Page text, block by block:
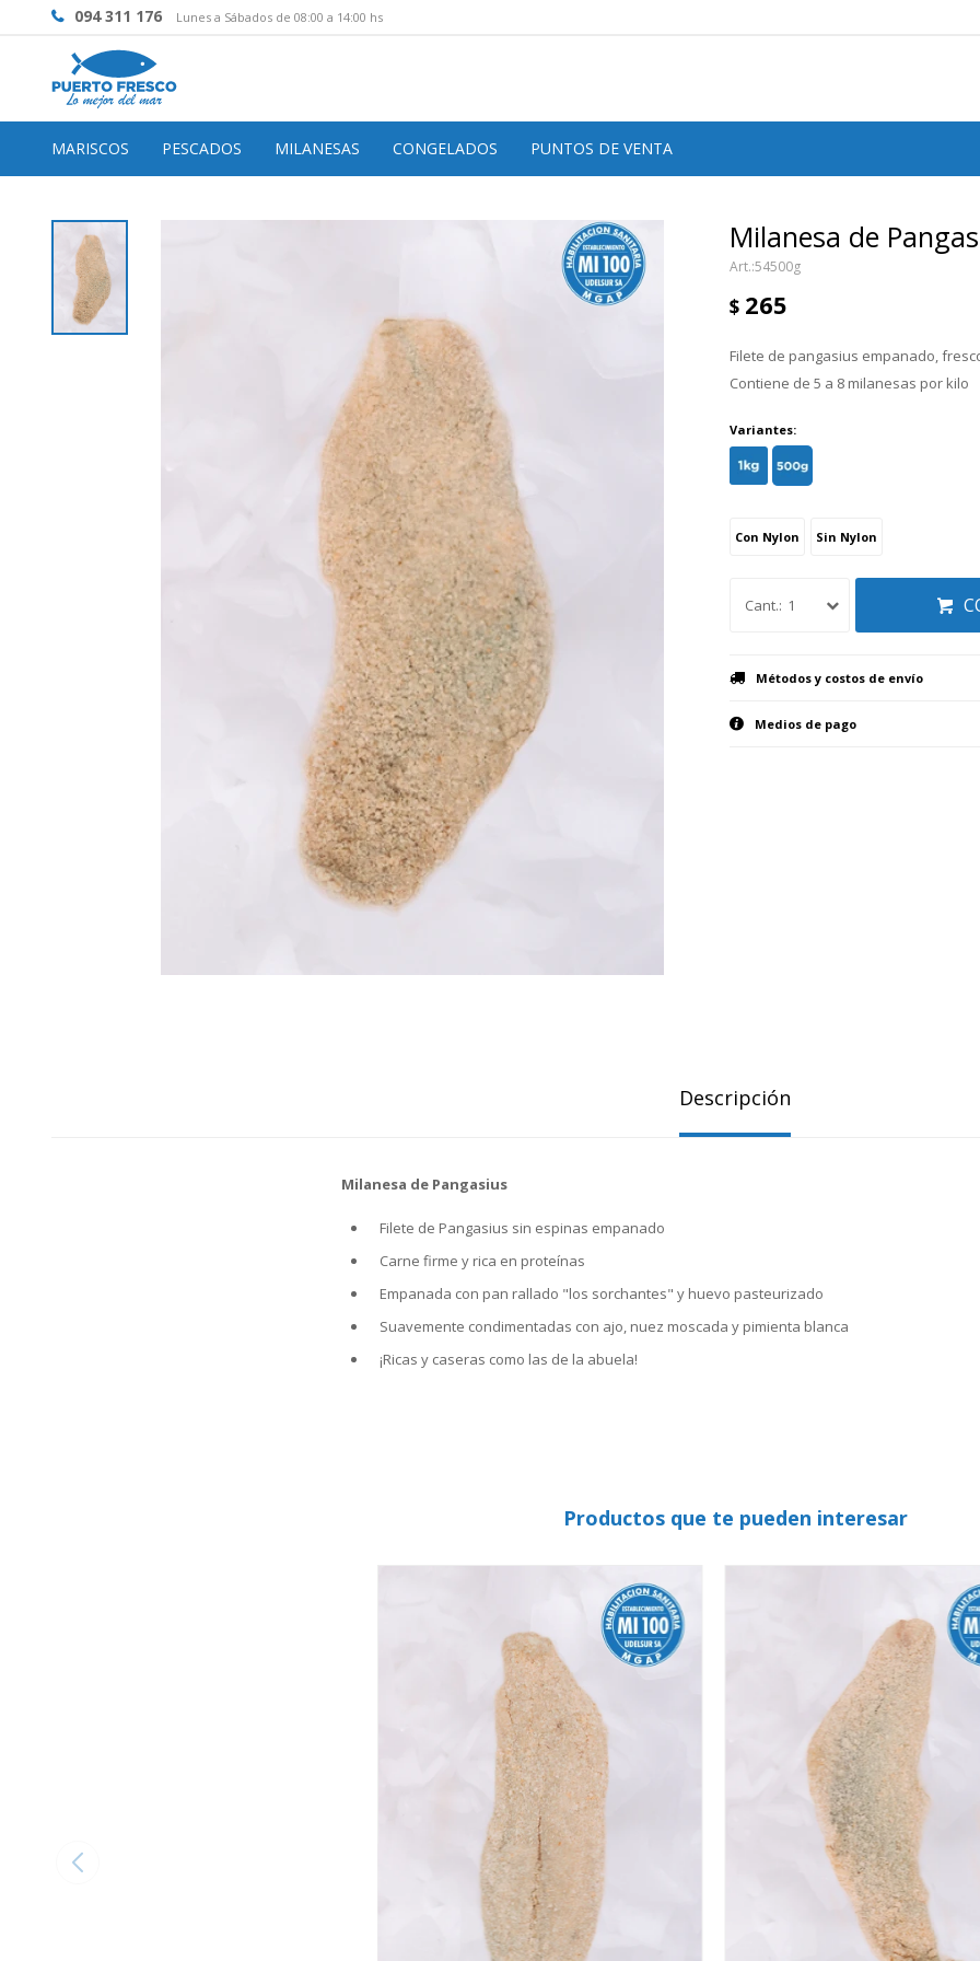
MARISCOS PESCADOS MILANESAS CONGELADOS PUNTOS DE VENTA
094 311 176 Lunes a Sábados de 08:00 a 14:00 hs
Milanesa de
54500g
$ 265
Filete de pangasius empanado,
Contiene de 5 a 8 milanesas por kilo
Variantes:
Con Nylon Sin Nylon
1
Métodos y costos de envío
Medios de pago
Descripción
Milanesa de Pangasius
Filete de Pangasius sin espinas empanado
Carne firme y rica en proteínas
Empanada con pan rallado "los sorchantes" y huevo pasteurizado
Suavemente condimentadas con ajo, nuez moscada y pimienta blanca
¡Ricas y caseras como las de la abuela!
Productos que te pueden interesar